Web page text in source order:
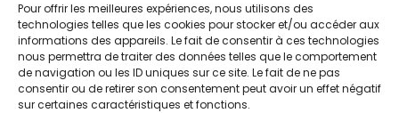
Pour offrir les meilleures expériences, nous utilisons des
technologies telles que les cookies pour stocker et/ou accéder aux
informations des appareils. Le fait de consentir à ces technologies
nous permettra de traiter des données telles que le comportement
de navigation ou les ID uniques sur ce site. Le fait de ne pas
consentir ou de retirer son consentement peut avoir un effet négatif
sur certaines caractéristiques et fonctions.
Nouvelles collections, vie de l’équipe ou
inspirations : soyez informés de nos dernières
actualités.